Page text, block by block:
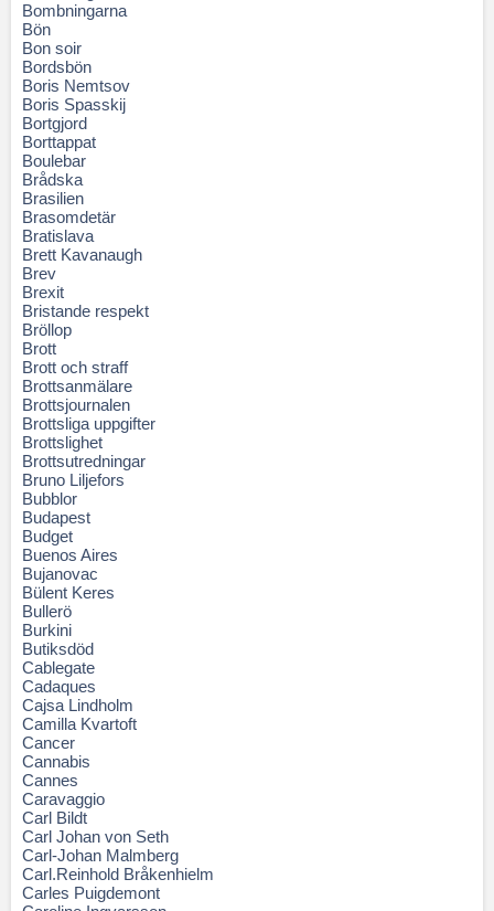
Bombningarna
Bön
Bon soir
Bordsbön
Boris Nemtsov
Boris Spasskij
Bortgjord
Borttappat
Boulebar
Brådska
Brasilien
Brasomdetär
Bratislava
Brett Kavanaugh
Brev
Brexit
Bristande respekt
Bröllop
Brott
Brott och straff
Brottsanmälare
Brottsjournalen
Brottsliga uppgifter
Brottslighet
Brottsutredningar
Bruno Liljefors
Bubblor
Budapest
Budget
Buenos Aires
Bujanovac
Bülent Keres
Bullerö
Burkini
Butiksdöd
Cablegate
Cadaques
Cajsa Lindholm
Camilla Kvartoft
Cancer
Cannabis
Cannes
Caravaggio
Carl Bildt
Carl Johan von Seth
Carl-Johan Malmberg
Carl.Reinhold Bråkenhielm
Carles Puigdemont